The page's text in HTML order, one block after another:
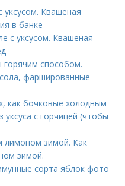
уксусом. Квашеная
в банке
с уксусом. Квашеная
способом.
фаршированные
как бочковые холодным
с горчицей (чтобы
лимоном зимой. Как
зимой.
сорта яблок фото